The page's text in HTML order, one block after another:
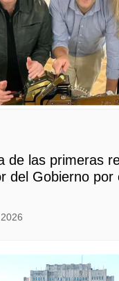
de las primeras
del Gobierno por